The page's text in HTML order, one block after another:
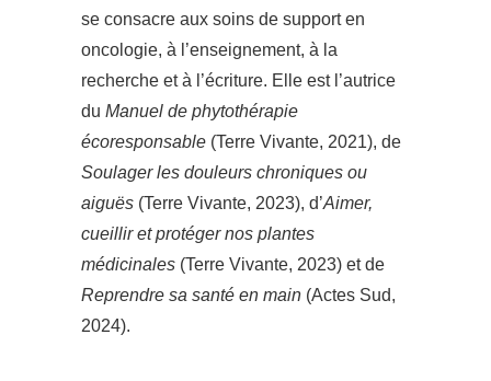
se consacre aux soins de support en
oncologie, à l’enseignement, à la
recherche et à l’écriture. Elle est l’autrice
du Manuel de phytothérapie
écoresponsable (Terre Vivante, 2021), de
Soulager les douleurs chroniques ou
aiguës (Terre Vivante, 2023), d’Aimer,
cueillir et protéger nos plantes
médicinales (Terre Vivante, 2023) et de
Reprendre sa santé en main (Actes Sud,
2024).